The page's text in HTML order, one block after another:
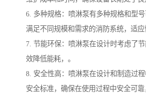
6. 多种规格：喷淋泵有多种规格和型
满足不同规模和需求的消防系统，适应
7. 节能环保：喷淋泵在设计时考虑了
效降低能耗，。
8. 安全性高：喷淋泵在设计和制造过
安全标准，确保在使用过程中安全可